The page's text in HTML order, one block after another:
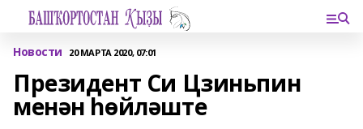
Новости 20 МАРТА 2020, 07:01
Президент Си Цзиньпин
менән һөйләште